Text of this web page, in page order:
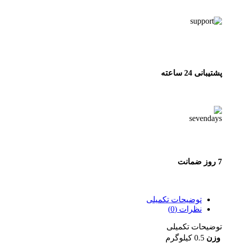
پشتیبانی 24 ساعته
7 روز ضمانت
توضیحات تکمیلی
نظرات (0)
توضیحات تکمیلی
وزن 0.5 کیلوگرم